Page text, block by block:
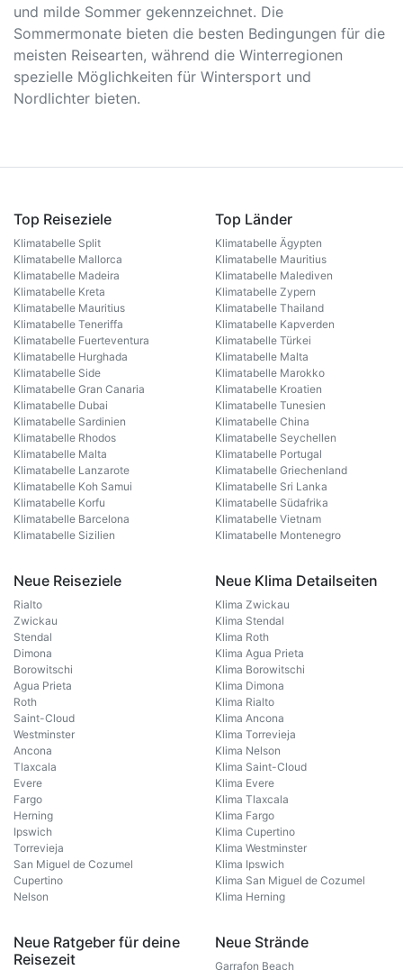
und milde Sommer gekennzeichnet. Die
Sommermonate bieten die besten Bedingungen für die
meisten Reisearten, während die Winterregionen
spezielle Möglichkeiten für Wintersport und
Nordlichter bieten.
Top Reiseziele
Klimatabelle Split
Klimatabelle Mallorca
Klimatabelle Madeira
Klimatabelle Kreta
Klimatabelle Mauritius
Klimatabelle Teneriffa
Klimatabelle Fuerteventura
Klimatabelle Hurghada
Klimatabelle Side
Klimatabelle Gran Canaria
Klimatabelle Dubai
Klimatabelle Sardinien
Klimatabelle Rhodos
Klimatabelle Malta
Klimatabelle Lanzarote
Klimatabelle Koh Samui
Klimatabelle Korfu
Klimatabelle Barcelona
Klimatabelle Sizilien
Top Länder
Klimatabelle Ägypten
Klimatabelle Mauritius
Klimatabelle Malediven
Klimatabelle Zypern
Klimatabelle Thailand
Klimatabelle Kapverden
Klimatabelle Türkei
Klimatabelle Malta
Klimatabelle Marokko
Klimatabelle Kroatien
Klimatabelle Tunesien
Klimatabelle China
Klimatabelle Seychellen
Klimatabelle Portugal
Klimatabelle Griechenland
Klimatabelle Sri Lanka
Klimatabelle Südafrika
Klimatabelle Vietnam
Klimatabelle Montenegro
Neue Reiseziele
Rialto
Zwickau
Stendal
Dimona
Borowitschi
Agua Prieta
Roth
Saint-Cloud
Westminster
Ancona
Tlaxcala
Evere
Fargo
Herning
Ipswich
Torrevieja
San Miguel de Cozumel
Cupertino
Nelson
Neue Klima Detailseiten
Klima Zwickau
Klima Stendal
Klima Roth
Klima Agua Prieta
Klima Borowitschi
Klima Dimona
Klima Rialto
Klima Ancona
Klima Torrevieja
Klima Nelson
Klima Saint-Cloud
Klima Evere
Klima Tlaxcala
Klima Fargo
Klima Cupertino
Klima Westminster
Klima Ipswich
Klima San Miguel de Cozumel
Klima Herning
Neue Ratgeber für deine
Reisezeit
Neue Strände
Garrafon Beach